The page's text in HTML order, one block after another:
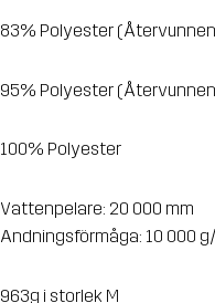
83% Polyester
95% Polyester
100% Polyester
Vattenpelare: 20 000 mm
Andningsförmåga: 10 000
963g i storlek M